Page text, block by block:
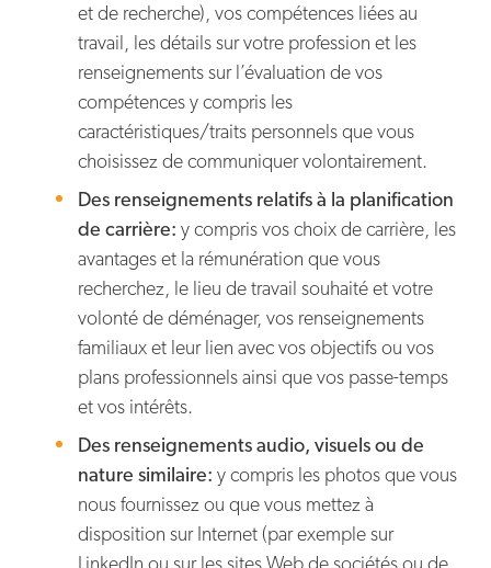
et de recherche), vos compétences liées au
travail, les détails sur votre profession et les
renseignements sur l’évaluation de vos
compétences y compris les
caractéristiques/traits personnels que vous
choisissez de communiquer volontairement.
Des renseignements relatifs à la planification
de carrière: y compris vos choix de carrière, les
avantages et la rémunération que vous
recherchez, le lieu de travail souhaité et votre
volonté de déménager, vos renseignements
familiaux et leur lien avec vos objectifs ou vos
plans professionnels ainsi que vos passe-temps
et vos intérêts.
Des renseignements audio, visuels ou de
nature similaire: y compris les photos que vous
nous fournissez ou que vous mettez à
disposition sur Internet (par exemple sur
LinkedIn ou sur les sites Web de sociétés ou de